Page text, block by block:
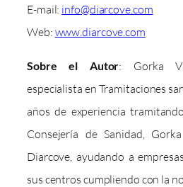
E-mail: info@diarcove.com
Web: www.diarcove.com
Sobre el Autor: Gorka
especialista en Tramitaciones
años de experiencia
Consejería de Sanidad,
Diarcove, ayudando a
sus centros cumpliendo con la